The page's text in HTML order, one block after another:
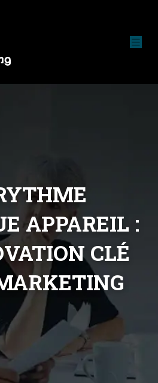
APPAREIL :
CLÉ